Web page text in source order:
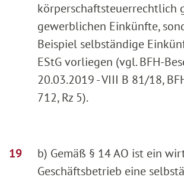
körperschaftsteuerrechtlich
gewerblichen Einkünfte,
Beispiel selbständige
EStG vorliegen (vgl. BFH-
20.03.2019 - VIII B 81/18,
712, Rz 5).
b) Gemäß § 14 AO ist ein
Geschäftsbetrieb eine